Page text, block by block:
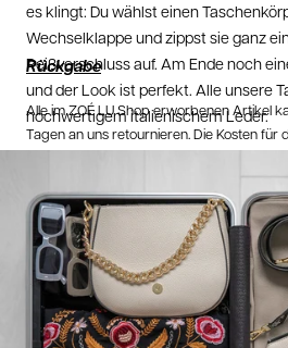
Rückgabe
Alle im ZOÉ LU Shop erworbenen Artikel
Tagen an uns retournieren. Die Kosten für
Retoure aus Deutschland:
2,95 EUR
Retoure aus Österreich:
3,95 EUR
Wichtig: BeiSchweizer Bestellungen
es klingt: Du wählst einen
Wechselklappe und zippst sie ganz
Reißverschluss auf. Am Ende noch
und der Look ist perfekt. Alle unsere
hochwertigem italienischem Leder.